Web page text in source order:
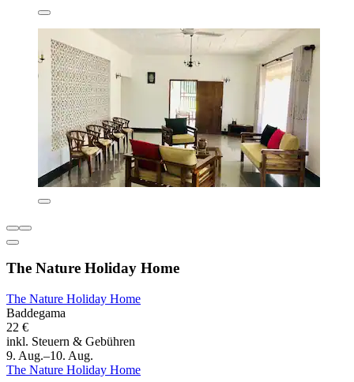
The Nature Holiday Home
The Nature Holiday Home
Baddegama
22 €
inkl. Steuern & Gebühren
9. Aug.–10. Aug.
The Nature Holiday Home